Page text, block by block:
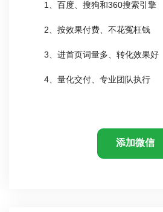
1、百度、搜狗和360搜索引擎
2、按效果付费、不花冤枉钱
3、进首页词量多、转化效果好
4、量化交付、专业团队执行
添加微信